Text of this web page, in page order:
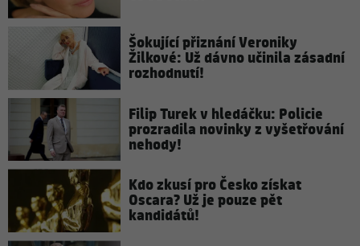
Šokující přiznání Veroniky
Žilkové: Už dávno učinila zásadní
rozhodnutí!
Filip Turek v hledáčku: Policie
prozradila novinky z vyšetřování
nehody!
Kdo zkusí pro Česko získat
Oscara? Už je pouze pět
kandidátů!